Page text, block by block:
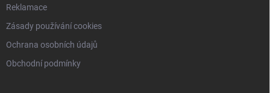
Reklamace
Zásady používání cookies
Ochrana osobních údajů
Obchodní podmínky